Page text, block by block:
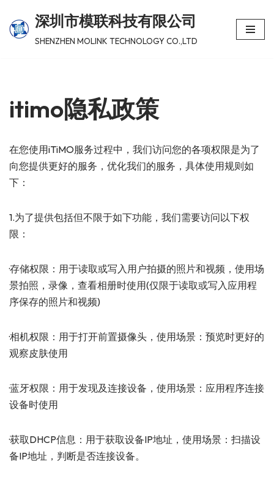
跳
深圳市模联科技有限公司
SHENZHEN MOLINK TECHNOLOGY CO.,LTD
itimo隐私政策
在您使用iTiMO服务过程中，我们访问您的各项权限是为了
向您提供更好的服务，优化我们的服务，具体使用规则如
下：
1.为了提供包括但不限于如下功能，我们需要访问以下权
限：
·存储权限：用于读取或写入用户拍摄的照片和视频，使用场
景拍照，录像，查看相册时使用(仅限于读取或写入应用程
序保存的照片和视频)
·相机权限：用于打开前置摄像头，使用场景：预览时更好的
观察皮肤使用
·蓝牙权限：用于发现及连接设备，使用场景：应用程序连接
设备时使用
·获取DHCP信息：用于获取设备IP地址，使用场景：扫描设
备IP地址，判断是否连接设备。